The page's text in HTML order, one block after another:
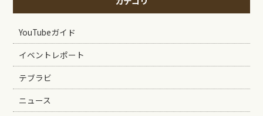
YouTubeガイド
イベントレポート
テブラビ
ニュース